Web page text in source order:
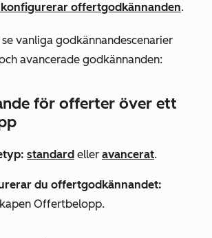
offertgodkännanden.
vanliga godkännandescenarier
avancerade godkännanden:
för offerter över ett
standard eller avancerat.
du offertgodkännandet:
Offertbelopp.